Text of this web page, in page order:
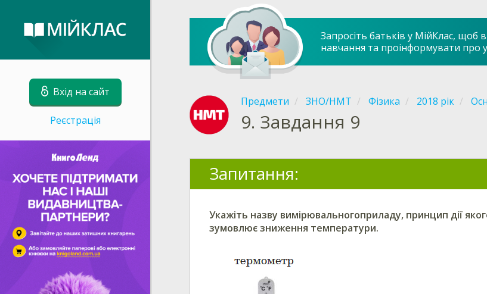
Вхід на сайт
Реєстрація
Запросіть батьків у МійКлас, щоб
навчання та проінформувати про
Предмети ЗНО/НМТ Фізика 2018 рік
9. Завдання 9
Запитання:
Укажіть назву вимірювальногоприладу, принцип дії
зумовлює зниження температури.